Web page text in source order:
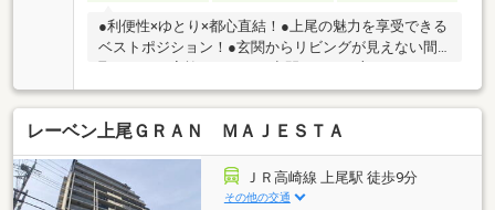
●利便性×ゆとり×都心直結！●上尾の魅力を享受できる
ベストポジション！●玄関からリビングが見えない間
バルコニーから花火も見える！●広い浴室でゆったり
バスタイム！●三方道路の敷地を活かした開放感！●上
尾運動公園など、大型公園も近くに！
レーベン上尾ＧＲＡＮ ＭＡＪＥＳＴＡ
ＪＲ高崎線 上尾駅 徒歩9分
その他の交通